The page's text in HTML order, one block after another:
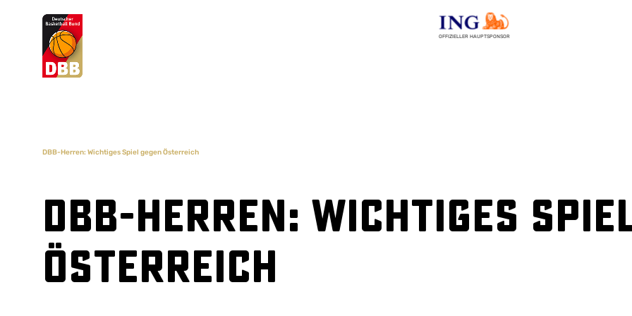
OFFIZIELLER HAUPTSPONSOR
Suchvorschläge
DBB-Herren: Wichtiges Spiel gegen Österreich
DBB-Herren: Wichtiges
Österreich